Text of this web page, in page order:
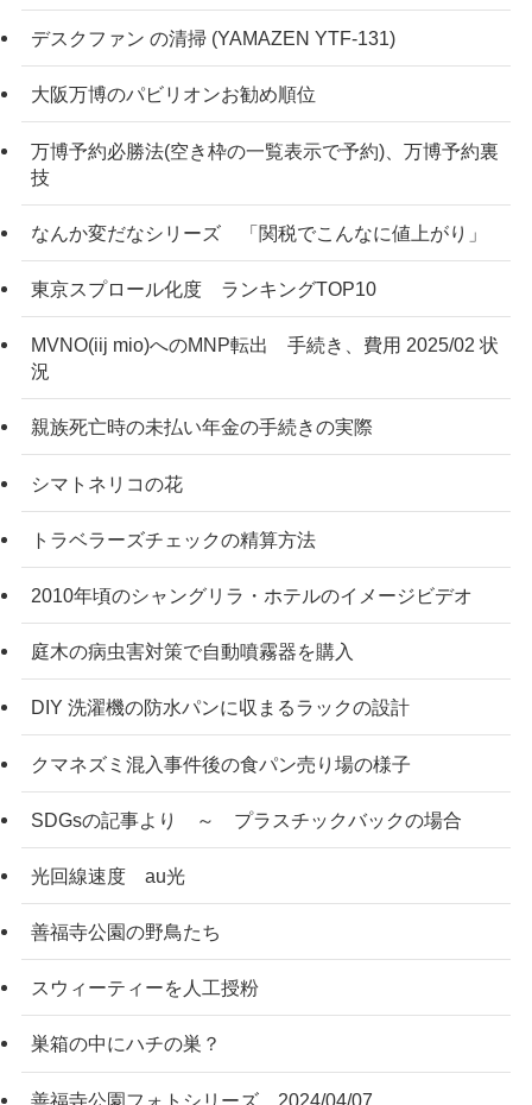
デスクファン の清掃 (YAMAZEN YTF-131)
大阪万博のパビリオンお勧め順位
万博予約必勝法(空き枠の一覧表示で予約)、万博予約裏
技
なんか変だなシリーズ 「関税でこんなに値上がり」
東京スプロール化度 ランキングTOP10
MVNO(iij mio)へのMNP転出 手続き、費用 2025/02 状
況
親族死亡時の未払い年金の手続きの実際
シマトネリコの花
トラベラーズチェックの精算方法
2010年頃のシャングリラ・ホテルのイメージビデオ
庭木の病虫害対策で自動噴霧器を購入
DIY 洗濯機の防水パンに収まるラックの設計
クマネズミ混入事件後の食パン売り場の様子
SDGsの記事より ～ プラスチックバックの場合
光回線速度 au光
善福寺公園の野鳥たち
スウィーティーを人工授粉
巣箱の中にハチの巣？
善福寺公園フォトシリーズ 2024/04/07